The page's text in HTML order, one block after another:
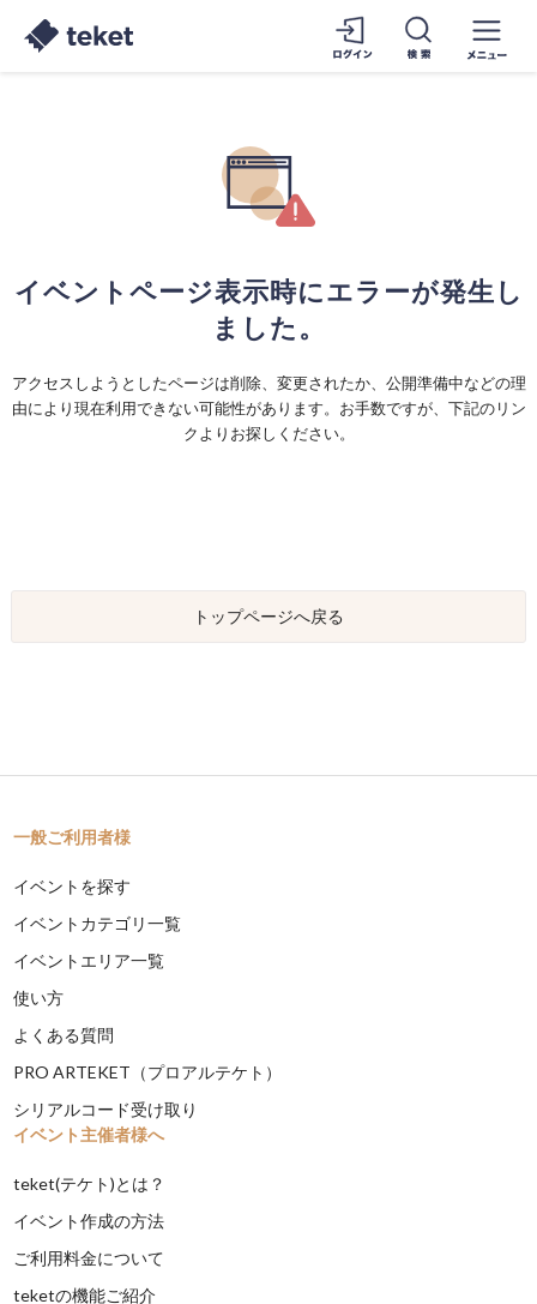
イベントページ表示時にエラーが発生し
ました。
アクセスしようとしたページは削除、変更されたか、公開準備中などの理
由により現在利用できない可能性があります。お手数ですが、下記のリン
クよりお探しください。
トップページへ戻る
一般ご利用者様
イベントを探す
イベントカテゴリ一覧
イベントエリア一覧
使い方
よくある質問
PRO ARTEKET（プロアルテケト）
シリアルコード受け取り
イベント主催者様へ
teket(テケト)とは？
イベント作成の方法
ご利用料金について
teketの機能ご紹介